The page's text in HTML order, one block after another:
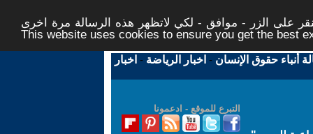
على الزر - موافق - لكي لاتظهر هذه الرسالة مرة اخرى -
This website uses cookies to ensure you get the best
أنباء حقوق الإنسان - اخبار الرياضة - اخبار
التبرع للموقع - ادعمونا